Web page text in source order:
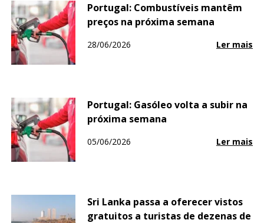
Portugal: Combustíveis mantêm
preços na próxima semana
28/06/2026 Ler mais
Portugal: Gasóleo volta a subir na
próxima semana
05/06/2026 Ler mais
Sri Lanka passa a oferecer vistos
gratuitos a turistas de dezenas de